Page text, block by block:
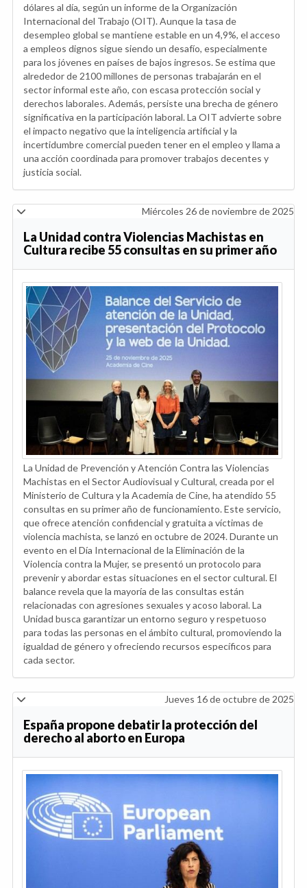
dólares al día, según un informe de la Organización
Internacional del Trabajo (OIT). Aunque la tasa de
desempleo global se mantiene estable en un 4,9%, el acceso
a empleos dignos sigue siendo un desafío, especialmente
para los jóvenes en países de bajos ingresos. Se estima que
alrededor de 2100 millones de personas trabajarán en el
sector informal este año, con escasa protección social y
derechos laborales. Además, persiste una brecha de género
significativa en la participación laboral. La OIT advierte sobre
el impacto negativo que la inteligencia artificial y la
incertidumbre comercial pueden tener en el empleo y llama a
una acción coordinada para promover trabajos decentes y
justicia social.
Miércoles 26 de noviembre de 2025
La Unidad contra Violencias Machistas en
Cultura recibe 55 consultas en su primer año
La Unidad de Prevención y Atención Contra las Violencias
Machistas en el Sector Audiovisual y Cultural, creada por el
Ministerio de Cultura y la Academia de Cine, ha atendido 55
consultas en su primer año de funcionamiento. Este servicio,
que ofrece atención confidencial y gratuita a víctimas de
violencia machista, se lanzó en octubre de 2024. Durante un
evento en el Día Internacional de la Eliminación de la
Violencia contra la Mujer, se presentó un protocolo para
prevenir y abordar estas situaciones en el sector cultural. El
balance revela que la mayoría de las consultas están
relacionadas con agresiones sexuales y acoso laboral. La
Unidad busca garantizar un entorno seguro y respetuoso
para todas las personas en el ámbito cultural, promoviendo la
igualdad de género y ofreciendo recursos específicos para
cada sector.
Jueves 16 de octubre de 2025
España propone debatir la protección del
derecho al aborto en Europa